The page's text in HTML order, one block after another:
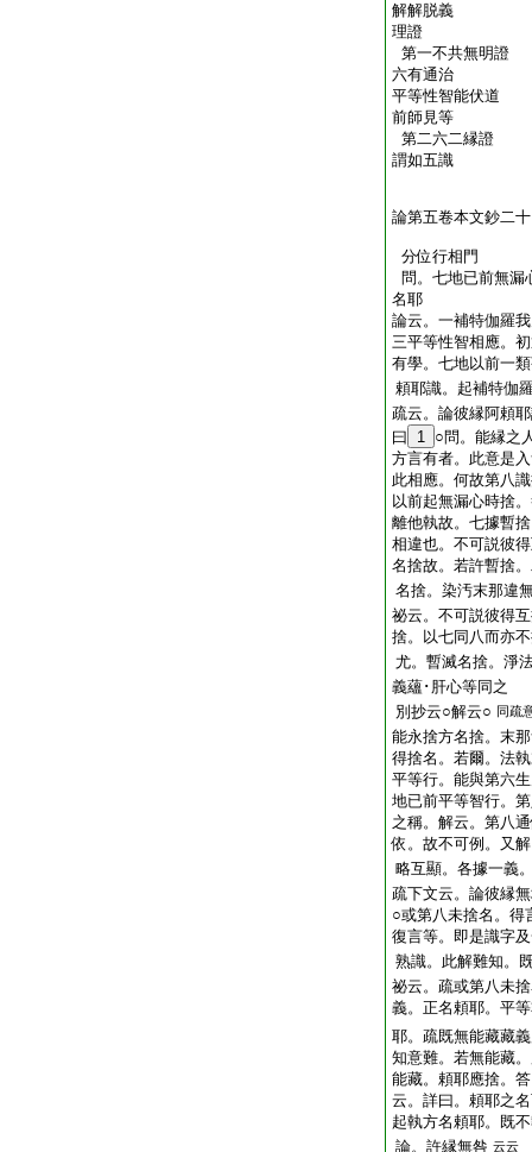
解解脱義
理證
第一不共無明證
六有通治
平等性智能伏道
前師見等
第二六二縁證
謂如五識
論第五卷本文鈔二十
分位行相門
問。七地已前無漏
名耶
論云。一補特伽羅
三平等性智相應。
有學。七地以前一
頼耶識。起補特伽
疏云。論彼縁阿頼
曰
1 ○問。能縁之
方言有者。此意是
此相應。何故第八
以前起無漏心時捨
離他執故。七據暫
相違也。不可説彼
名捨故。若許暫捨
名捨。染汚末那違
祕云。不可説彼得
捨。以七同八而亦
尤。暫滅名捨。淨
義蘊･肝心等同之
別抄云○解云○ 同疏
能永捨方名捨。末
得捨名。若爾。法
平等行。能與第六
地已前平等智行。
之稱。解云。第八
依。故不可例。又
略互顯。各據一義
疏下文云。論彼縁
○或第八未捨名。得
復言等。即是識字
熟識。此解難知。
祕云。疏或第八未
義。正名頼耶。平
耶。疏既無能藏藏
知意難。若無能藏
能藏。頼耶應捨。
云。詳曰。頼耶之
起執方名頼耶。既
論。許縁無咎 云云